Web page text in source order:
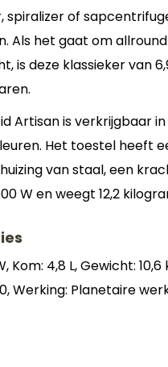
spiralizer of
Als het gaat om allround
is deze klassieker van
Artisan is verkrijgbaar
Het toestel heeft
van staal, een
W en weegt 12,2
Kom: 4,8 L, Gewicht: 10,6
Werking: Planetaire